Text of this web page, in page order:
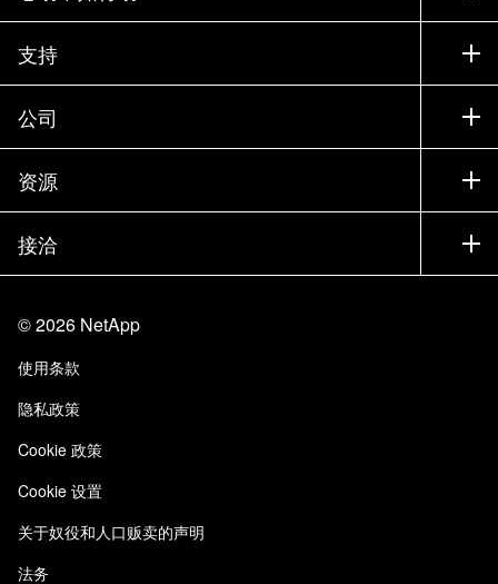
如何购买
联系销售部门
寻找合作伙伴
试用产品
贵宾体验中心
产品 A-Z
支持
支持
训练
文档中心
知识库
社区
公司
公司
合作伙伴
招聘
信任中心
责任与可持续性
质量认证
NetApp Instaclustr
资源
新闻中心
活动
博客
客户体验
客户成功案例
接洽
站点反馈
无障碍使用
电子邮件订阅
©2026 NetApp
使用条款
隐私政策
Cookie 政策
Cookie 设置
关于奴役和人口贩卖的声明
法务